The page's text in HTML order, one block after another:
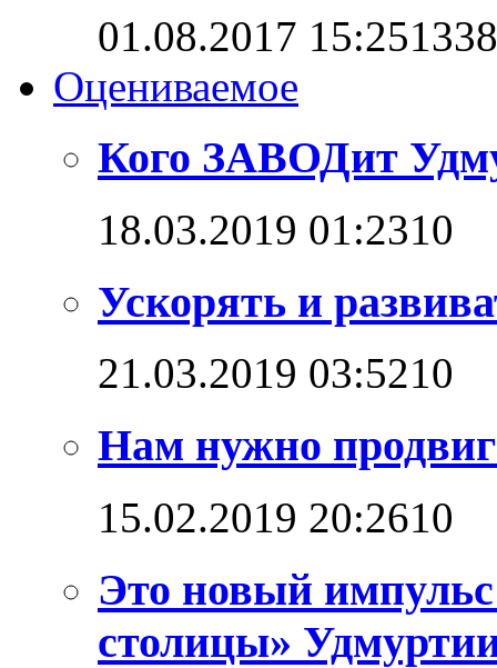
01.08.2017 15:25
Оцениваемое
Кого ЗАВОДит
18.03.2019 01:2310
Ускорять и
21.03.2019 03:5210
Нам нужно
15.02.2019 20:2610
Это новый
столицы»